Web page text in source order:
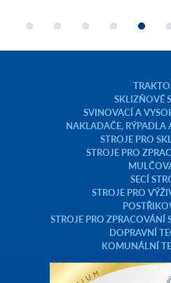
SKLIZŇOVÉ
SVINOVACÍ A
NAKLADAČE,
STROJE PRO
STROJE PRO
SECÍ
STROJE PRO
STROJE PRO
DOPRAVNÍ
KOMUNÁLNÍ